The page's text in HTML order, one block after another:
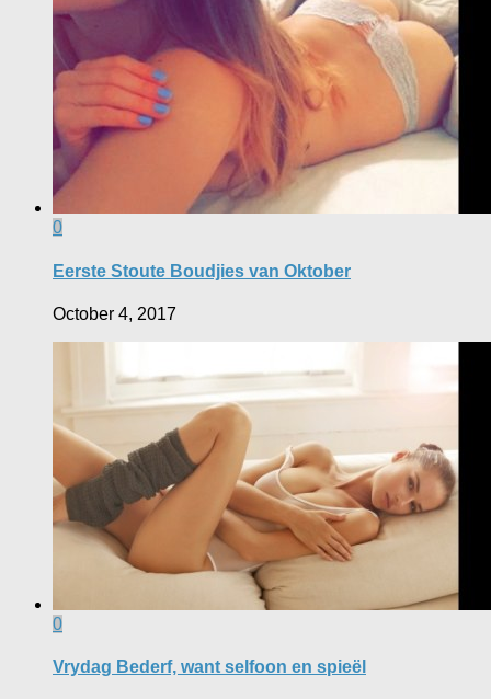
0
Eerste Stoute Boudjies van Oktober
October 4, 2017
0
Vrydag Bederf, want selfoon en spieël